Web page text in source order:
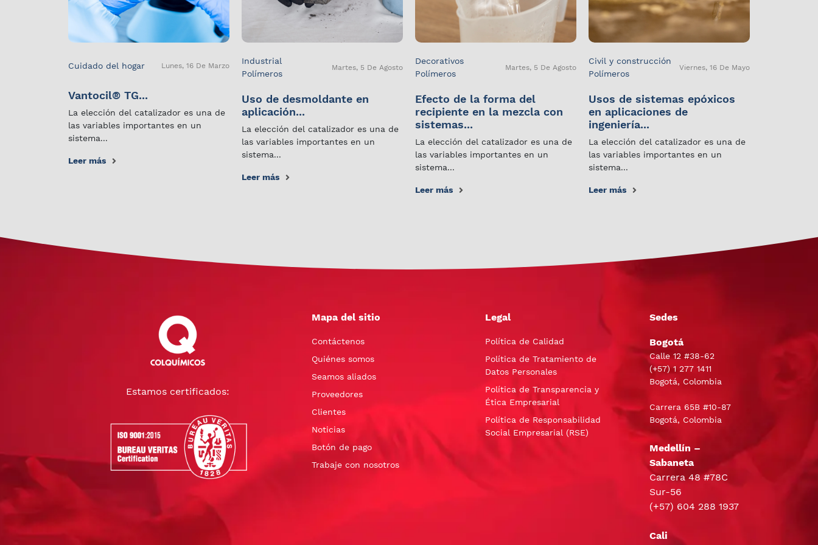
Cuidado del hogar Lunes, 16 De Marzo
Vantocil® TG...
La elección del catalizador es una de
las variables importantes en un
sistema...
Leer más
Industrial
Polímeros
Martes, 5 De Agosto
Uso de desmoldante en
aplicación...
La elección del catalizador es una de
las variables importantes en un
sistema...
Leer más
Decorativos
Polímeros
Martes, 5 De Agosto
Efecto de la forma del
recipiente en la mezcla con
sistemas...
La elección del catalizador es una de
las variables importantes en un
sistema...
Leer más
Civil y construcción
Polímeros
Viernes, 16 De Mayo
Usos de sistemas epóxicos
en aplicaciones de
ingeniería...
La elección del catalizador es una de
las variables importantes en un
sistema...
Leer más
Estamos certificados:
Mapa del sitio
Contáctenos
Quiénes somos
Seamos aliados
Proveedores
Clientes
Noticias
Botón de pago
Trabaje con nosotros
Legal
Política de Calidad
Política de Tratamiento de
Datos Personales
Política de Transparencia y
Ética Empresarial
Política de Responsabilidad
Social Empresarial (RSE)
Sedes
Bogotá
Calle 12 #38-62
(+57)1 277 1411
Bogotá, Colombia
Carrera 65B #10-87
Bogotá, Colombia
Medellín –
Sabaneta
Carrera 48 #78C
Sur-56
(+57) 604 288 1937
Cali